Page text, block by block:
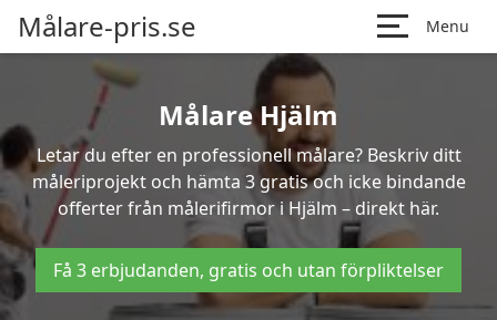
Målare-pris.se Menu
Målare Hjälm
Letar du efter en professionell målare? Beskriv ditt
måleriprojekt och hämta 3 gratis och icke bindande
offerter från målerifirmor i Hjälm – direkt här.
Få 3 erbjudanden, gratis och utan förpliktelser